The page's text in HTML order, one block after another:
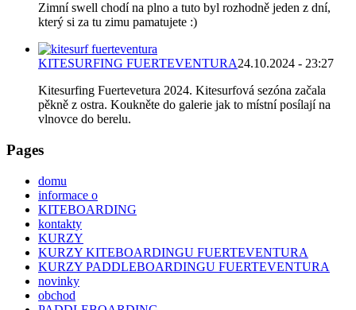
Zimní swell chodí na plno a tuto byl rozhodně jeden z dní,
který si za tu zimu pamatujete :)
KITESURFING FUERTEVENTURA24.10.2024 - 23:27
Kitesurfing Fuertevetura 2024. Kitesurfová sezóna začala
pěkně z ostra. Koukněte do galerie jak to místní posílají na
vlnovce do berelu.
Pages
domu
informace o
KITEBOARDING
kontakty
KURZY
KURZY KITEBOARDINGU FUERTEVENTURA
KURZY PADDLEBOARDINGU FUERTEVENTURA
novinky
obchod